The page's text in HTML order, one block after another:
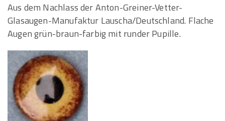
Aus dem Nachlass der Anton-Greiner-Vetter-
Glasaugen-Manufaktur Lauscha/Deutschland. Flache
Augen grün-braun-farbig mit runder Pupille.